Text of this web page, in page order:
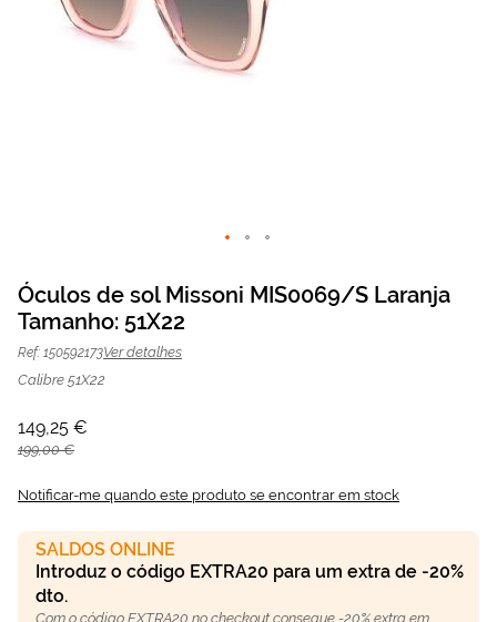
Óculos de sol Missoni MIS0069/S
Laranja | Mais Optica
para
o
início
Galeria
de
Óculos de sol Missoni MIS0069/S Laranja
Tamanho: 51X22
Ref: 150592173Ver detalhes
Calibre 51X22
149,25 €
199,00 €
Notificar-me quando este produto se encontrar em stock
SALDOS ONLINE
Introduz o código EXTRA20 para um extra de -20%
dto.
Com o código EXTRA20 no checkout consegue -20% extra em